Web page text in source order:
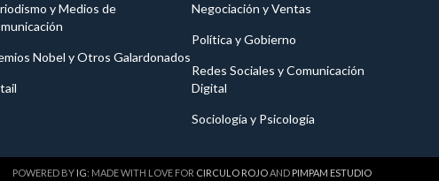
Negociación y Ventas
y Medios de
Política y Gobierno
Nobel y Otros Galardonados
Redes Sociales y Comunicación
Digital
Sociología y Psicología
POWERED BY IG: MADE WITH LOVE FOR CIRCULO ROJOAND PIMPAM ESTUDIO